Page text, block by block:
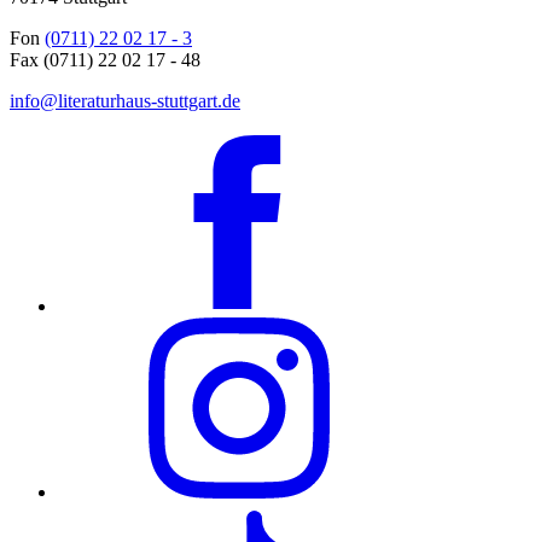
Fon (0711) 22 02 17 - 3
Fax (0711) 22 02 17 - 48
info@literaturhaus-stuttgart.de